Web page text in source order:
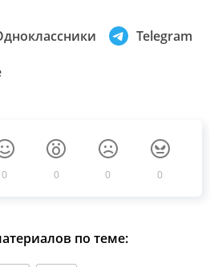
Telegram
0 0 0 0
по теме: